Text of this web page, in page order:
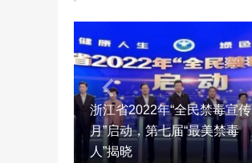
浙江省2022年“全民禁毒宣传
月”启动，第七届“最美禁毒
人”揭晓